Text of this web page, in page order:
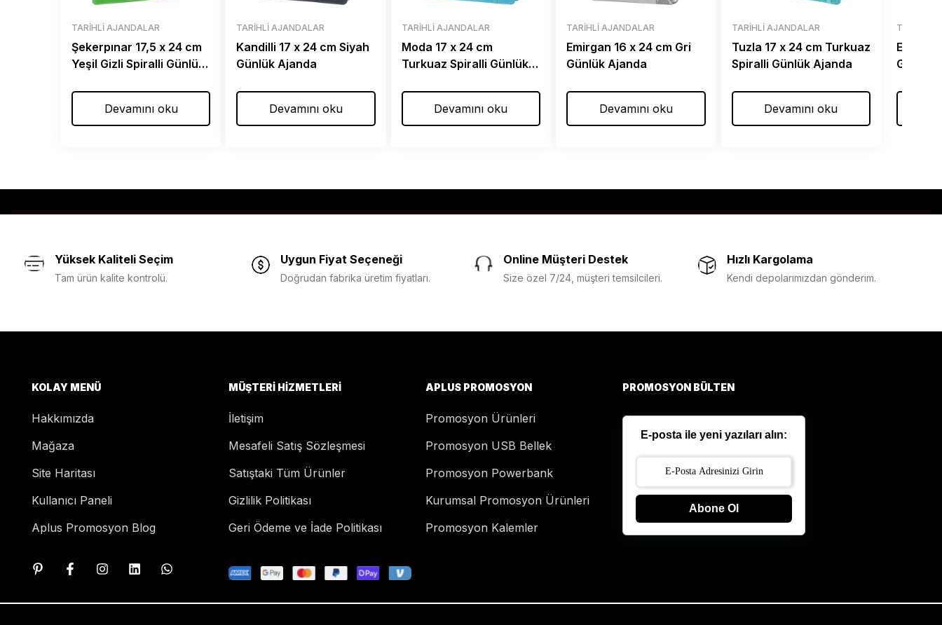
TARIHLI AJANDALAR
Şekerpınar 17,5 x 24 cm
Yeşil Gizli Spiralli Günlük
Devamını oku
TARIHLI AJANDALAR
Kandilli 17 x 24 cm Siyah
Günlük Ajanda
Devamını oku
TARIHLI AJANDALAR
Moda 17 x 24 cm
Turkuaz Spiralli Günlük
Devamını oku
TARIHLI AJANDALAR
Emirgan 16 x 24 cm Gri
Günlük Ajanda
Devamını oku
TARIHLI AJANDALAR
Tuzla 17 x 24 cm Turkuaz
Spiralli Günlük Ajanda
Devamını oku
TARIHLI
Günlük
Yüksek Kaliteli Seçim
Tam ürün kalite kontrolü.
Uygun Fiyat Seçeneği
Doğrudan fabrika üretim fiyatları.
Online Müşteri Destek
Size özel 7/24, müşteri temsilcileri.
Hızlı Kargolama
Kendi depolarımızdan gönderim.
KOLAY MENÜ
Hakkımızda
Mağaza
Site Haritası
Kullanıcı Paneli
Aplus Promosyon Blog
MÜŞTERI HIZMETLERI
İletişim
Mesafeli Satış Sözleşmesi
Satıştaki Tüm Ürünler
Gizlilik Politikası
Geri Ödeme ve İade Politikası
APLUS PROMOSYON
Promosyon Ürünleri
Promosyon USB Bellek
Promosyon Powerbank
Kurumsal Promosyon Ürünleri
Promosyon Kalemler
PROMOSYON BÜLTEN
E-posta ile yeni yazıları alın:
Abone Ol